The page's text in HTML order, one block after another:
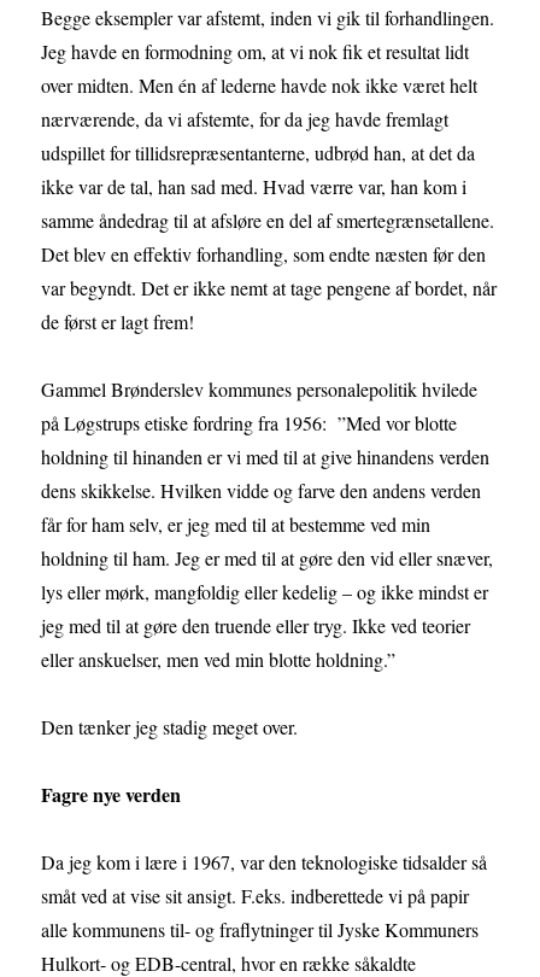
Begge eksempler var afstemt, inden vi gik til forhandlingen.
Jeg havde en formodning om, at vi nok fik et resultat lidt
over midten. Men én af lederne havde nok ikke været helt
nærværende, da vi afstemte, for da jeg havde fremlagt
udspillet for tillidsrepræsentanterne, udbrød han, at det da
ikke var de tal, han sad med. Hvad værre var, han kom i
samme åndedrag til at afsløre en del af smertegrænsetallene.
Det blev en effektiv forhandling, som endte næsten før den
var begyndt. Det er ikke nemt at tage pengene af bordet, når
de først er lagt frem!
Gammel Brønderslev kommunes personalepolitik hvilede
på Løgstrups etiske fordring fra 1956: ”Med vor blotte
holdning til hinanden er vi med til at give hinandens verden
dens skikkelse. Hvilken vidde og farve den andens verden
får for ham selv, er jeg med til at bestemme ved min
holdning til ham. Jeg er med til at gøre den vid eller snæver,
lys eller mørk, mangfoldig eller kedelig – og ikke mindst er
jeg med til at gøre den truende eller tryg. Ikke ved teorier
eller anskuelser, men ved min blotte holdning.”
Den tænker jeg stadig meget over.
Fagre nye verden
Da jeg kom i lære i 1967, var den teknologiske tidsalder så
småt ved at vise sit ansigt. F.eks. indberettede vi på papir
alle kommunens til- og fraflytninger til Jyske Kommuners
Hulkort- og EDB-central, hvor en række såkaldte